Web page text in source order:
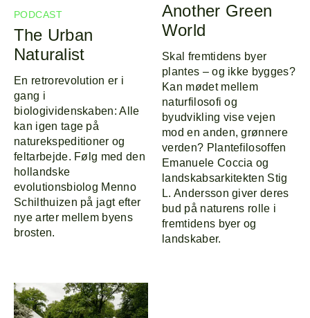
PODCAST
The Urban
Naturalist
En retrorevolution er i
gang i
biologividenskaben: Alle
kan igen tage på
naturekspeditioner og
feltarbejde. Følg med den
hollandske
evolutionsbiolog Menno
Schilthuizen på jagt efter
nye arter mellem byens
brosten.
Another Green
World
Skal fremtidens byer
plantes – og ikke bygges?
Kan mødet mellem
naturfilosofi og
byudvikling vise vejen
mod en anden, grønnere
verden? Plantefilosoffen
Emanuele Coccia og
landskabsarkitekten Stig
L. Andersson giver deres
bud på naturens rolle i
fremtidens byer og
landskaber.